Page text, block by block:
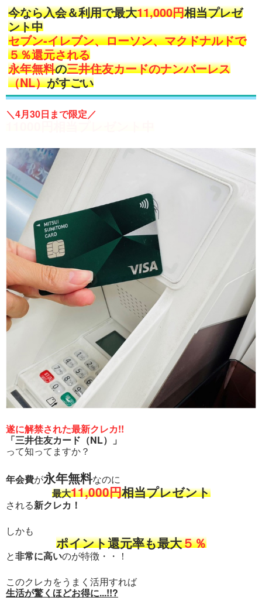
今なら入会＆利用で最大11,000円相当プレゼ
ント中
セブン-イレブン、ローソン、マクドナルドで
５％還元される
永年無料の三井住友カードのナンバーレス
（NL）がすごい
＼4月30日まで限定／
遂に解禁された最新クレカ!!
「三井住友カード（NL）」
って知ってますか？
年会費が永年無料なのに
最大11,000円相当プレゼント
される新クレカ！
しかも
ポイント還元率も最大５％
と非常に高いのが特徴・・！
このクレカをうまく活用すれば
生活が驚くほどお得に...!!?